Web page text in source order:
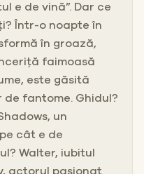
e de vină”. Dar ce
Într-o noapte în
în groază,
faimoasă
este găsită
fantome. Ghidul?
un
cât e de
Walter, iubitul
actorul pasionat